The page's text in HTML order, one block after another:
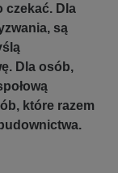
czekać. Dla
są
Dla osób,
które razem